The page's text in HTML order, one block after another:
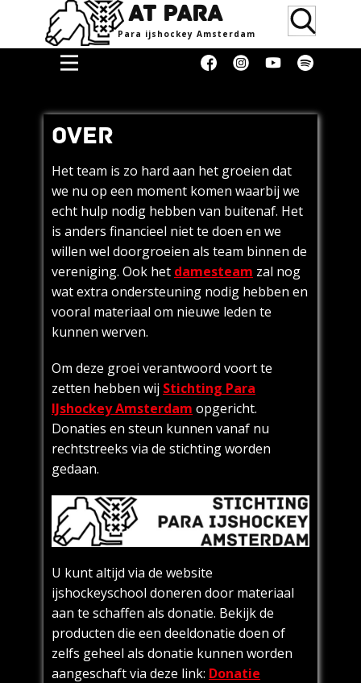
AT PARA
Para ijsho​ckey Amsterdam
Erkenning
Supporters
Women
Over
Rolstoel of
para
ijshockey
ijshockey
Checklist
ijshockey
wedstijd
Verenigingen
Para
ijshockeyslee
afstellen
Protocol –
Afstelling van
een…
Blog
Contact
OVER
Het team is zo hard aan het groeien dat
we nu op een moment komen waarbij we
echt hulp nodig hebben van buitenaf. Het
is anders financieel niet te doen en we
willen wel doorgroeien als team binnen de
vereniging. Ook het damesteam zal nog
wat extra ondersteuning nodig hebben en
vooral materiaal om nieuwe leden te
kunnen werven.
Om deze groei verantwoord voort te
zetten hebben wij Stichting Para
IJshockey Amsterdam opgericht.
Donaties en steun kunnen vanaf nu
rechtstreeks via de stichting worden
gedaan.
U kunt altijd via de website
ijshockeyschool doneren door materiaal
aan te schaffen als donatie. Bekijk de
producten die een deeldonatie doen of
zelfs geheel als donatie kunnen worden
aangeschaft via deze link: Donatie